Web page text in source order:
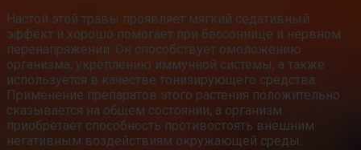
Настой этой травы проявляет мягкий седативный
эффект и хорошо помогает при бессоннице и нервном
перенапряжении. Он способствует омоложению
организма, укреплению иммунной системы, а также
используется в качестве тонизирующего средства.
Применение препаратов этого растения положительно
сказывается на общем состоянии, а организм
приобретает способность противостоять внешним
негативным воздействиям окружающей среды.